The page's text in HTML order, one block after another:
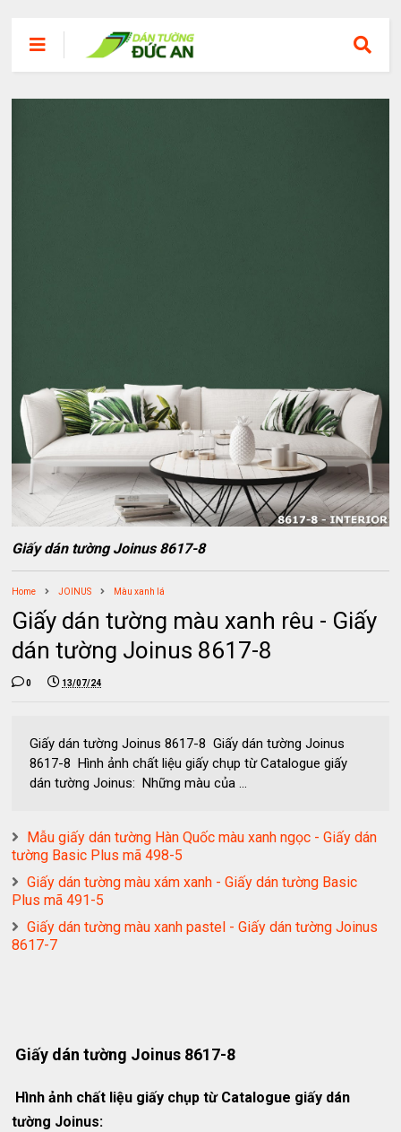
Giấy dán tường Joinus 8617-8
Home JOINUS Màu xanh lá
Giấy dán tường màu xanh rêu - Giấy
dán tường Joinus 8617-8
0 13/07/24
Giấy dán tường Joinus 8617-8 Giấy dán tường Joinus
8617-8 Hình ảnh chất liệu giấy chụp từ Catalogue giấy
dán tường Joinus: Những màu của ...
Mẫu giấy dán tường Hàn Quốc màu xanh ngọc - Giấy dán
tường Basic Plus mã 498-5
Giấy dán tường màu xám xanh - Giấy dán tường Basic
Plus mã 491-5
Giấy dán tường màu xanh pastel - Giấy dán tường Joinus
8617-7
Giấy dán tường Joinus 8617-8
Hình ảnh chất liệu giấy chụp từ Catalogue giấy dán
tường Joinus: